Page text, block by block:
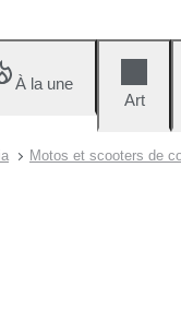
À la une
Art
Motos et scooters de